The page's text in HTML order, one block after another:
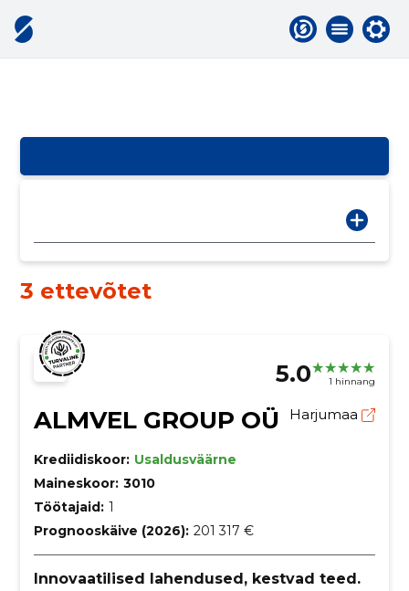
3 ettevõtet
5.0 1 hinnang
ALMVEL GROUP OÜ Harjumaa
Krediidiskoor: Usaldusväärne
Maineskoor: 3010
Töötajaid: 1
Prognooskäive (2026): 201 317 €
Innovaatilised lahendused, kestvad teed.